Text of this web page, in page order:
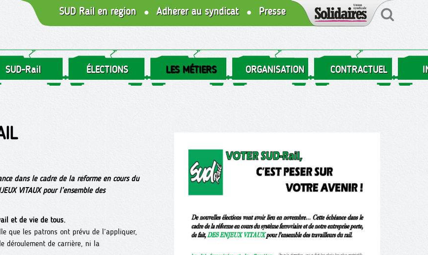
SUD Rail en région Adhérer au syndicat Presse
SUD-Rail ÉLECTIONS LES MÉTIERS ORGANISATION CONTRACTUEL
dans le cadre de la réforme en cours du
VITAUX pour l’ensemble des
et de vie de tous.
que les patrons ont prévu de l’appliquer,
déroulement de carrière, ni la